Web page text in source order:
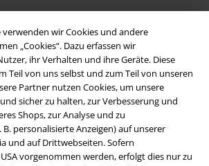
wir Cookies und andere
„Cookies“. Dazu erfassen wir
ihr Verhalten und ihre Geräte. Diese
Teil von uns selbst und zum Teil von unseren
Partner nutzen Cookies, um unsere
sicher zu halten, zur Verbesserung und
Shops, zur Analyse und zu
personalisierte Anzeigen) auf unserer
und auf Drittwebseiten. Sofern
vorgenommen werden, erfolgt dies nur zu